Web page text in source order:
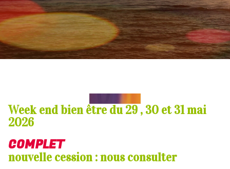
Week end bien être du 29 , 30 et 31 mai
2026
COMPLET
nouvelle cession : nous consulter